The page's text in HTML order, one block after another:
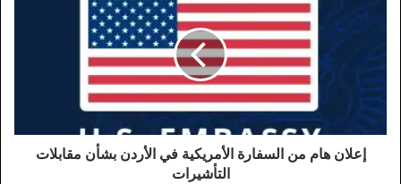
الأمريكية
في
الأردن
بشأن
مقابلات
التأشيرات
إعلان هام من السفارة الأمريكية في الأردن بشأن مقابلات
التأشيرات